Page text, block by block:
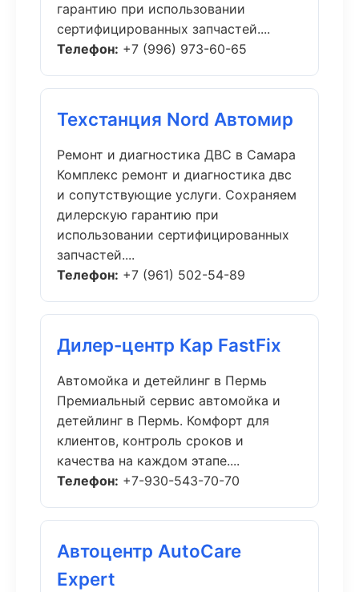
гарантию при использовании
сертифицированных запчастей....
Телефон: +7 (996) 973-60-65
Техстанция Nord Автомир
Ремонт и диагностика ДВС в Самара
Комплекс ремонт и диагностика двс
и сопутствующие услуги. Сохраняем
дилерскую гарантию при
использовании сертифицированных
запчастей....
Телефон: +7 (961) 502-54-89
Дилер-центр Кар FastFix
Автомойка и детейлинг в Пермь
Премиальный сервис автомойка и
детейлинг в Пермь. Комфорт для
клиентов, контроль сроков и
качества на каждом этапе....
Телефон: +7-930-543-70-70
Автоцентр AutoCare
Expert